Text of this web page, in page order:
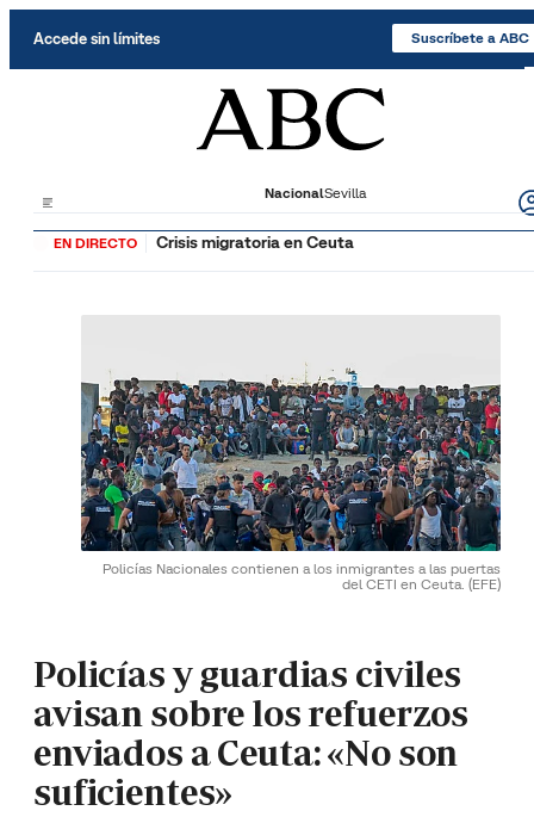
Accede sin límites Suscríbete a ABC
NacionalSevilla
EN DIRECTO Crisis migratoria en Ceuta
Policías Nacionales contienen a los inmigrantes a las puertas
del CETI en Ceuta. (EFE)
Policías y guardias civiles
avisan sobre los refuerzos
enviados a Ceuta: «No son
suficientes»